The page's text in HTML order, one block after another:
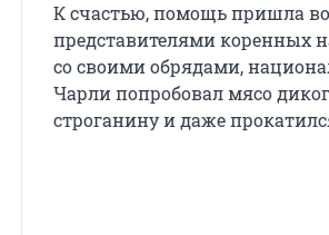
К счастью, помощь пришла
представителями коренных
со своими обрядами,
Чарли попробовал мясо
строганину и даже